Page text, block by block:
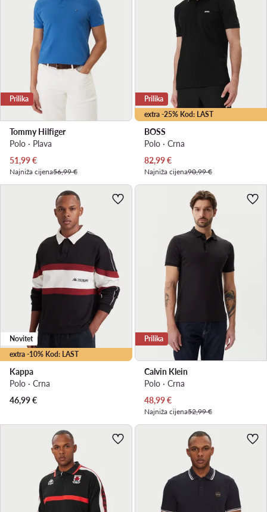
Prilika
Tommy Hilfiger
Polo · Plava
Trenutna cijena
51,99€
Najniža cijena56,99 €
extra -25% Kod: LAST
Prilika
BOSS
Polo · Crna
Trenutna cijena
82,99€
Najniža cijena90,99 €
extra -10% Kod: LAST
Novitet
Kappa
Polo · Crna
46,99€
Prilika
Calvin Klein
Polo · Crna
Trenutna cijena
48,99€
Najniža cijena52,99 €